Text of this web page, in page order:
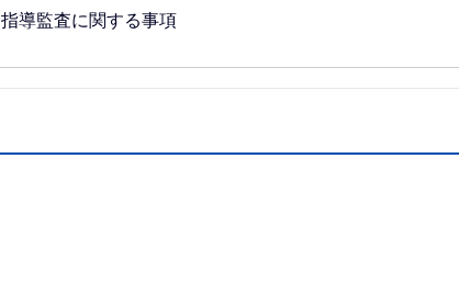
指導監査に関する事項